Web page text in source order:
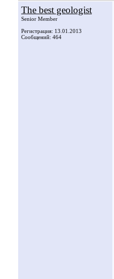
The best geologist
Senior Member
Регистрация: 13.01.2013
Сообщений: 464